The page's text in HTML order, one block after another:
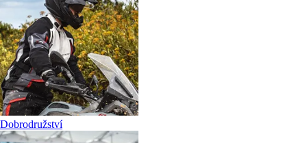
Dobrodružství